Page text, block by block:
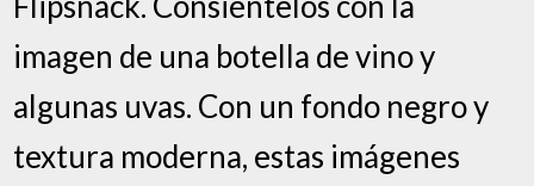
imagen de una botella de vino y
algunas uvas. Con un fondo negro y
textura moderna, estas imágenes